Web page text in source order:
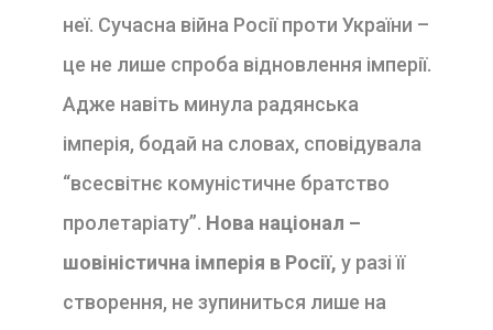
неї. Сучасна війна Росії проти України –
це не лише спроба відновлення імперії.
Адже навіть минула радянська
імперія, бодай на словах, сповідувала
“всесвітнє комуністичне братство
пролетаріату”. Нова націонал –
шовіністична імперія в Росії, у разі її
створення, не зупиниться лише на